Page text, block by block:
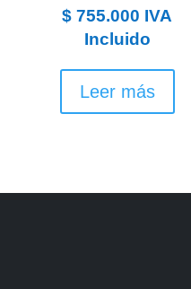
$ 755.000 IVA
Incluido
Leer más